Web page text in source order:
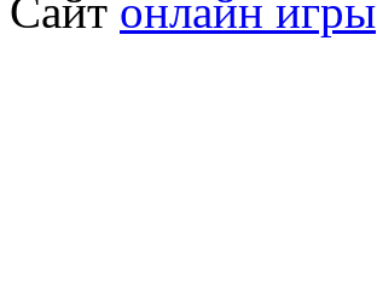
Сайт онлайн игры